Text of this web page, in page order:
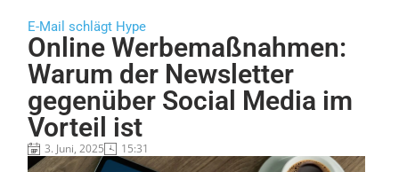
E-Mail schlägt Hype
Online Werbemaßnahmen:
Warum der Newsletter
gegenüber Social Media im
Vorteil ist
3. Juni, 2025 15:31